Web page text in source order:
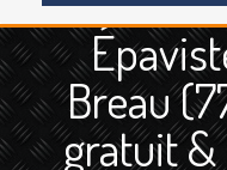
ENLÈVEMENTÉPAVE
Quoi ?
Scooteret Moto
Breau
gratuit